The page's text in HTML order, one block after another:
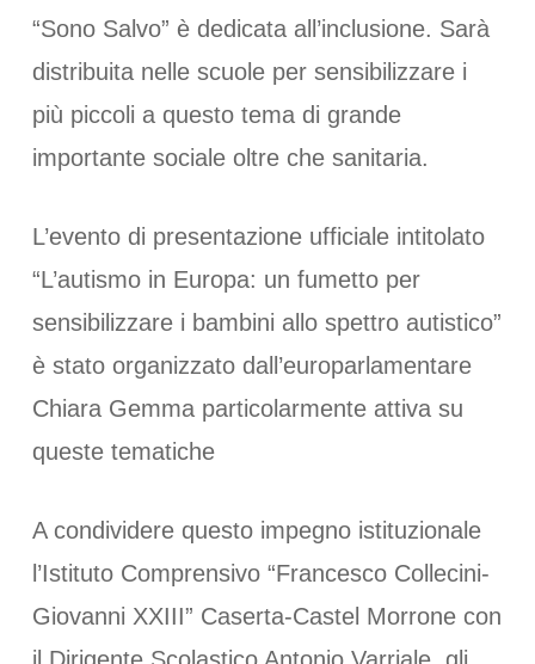
“Sono Salvo” è dedicata all’inclusione. Sarà
distribuita nelle scuole per sensibilizzare i
più piccoli a questo tema di grande
importante sociale oltre che sanitaria.
L’evento di presentazione ufficiale intitolato
“L’autismo in Europa: un fumetto per
sensibilizzare i bambini allo spettro autistico”
è stato organizzato dall’europarlamentare
Chiara Gemma particolarmente attiva su
queste tematiche
A condividere questo impegno istituzionale
l’Istituto Comprensivo “Francesco Collecini-
Giovanni XXIII” Caserta-Castel Morrone con